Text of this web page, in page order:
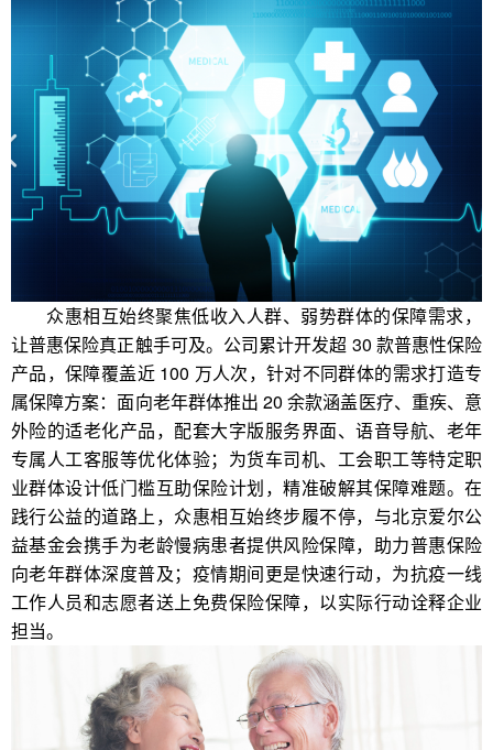
众惠相互始终聚焦低收入人群、弱势群体的保障需求，
让普惠保险真正触手可及。公司累计开发超 30 款普惠性保险
产品，保障覆盖近 100 万人次，针对不同群体的需求打造专
属保障方案：面向老年群体推出 20 余款涵盖医疗、重疾、意
外险的适老化产品，配套大字版服务界面、语音导航、老年
专属人工客服等优化体验；为货车司机、工会职工等特定职
业群体设计低门槛互助保险计划，精准破解其保障难题。在
践行公益的道路上，众惠相互始终步履不停，与北京爱尔公
益基金会携手为老龄慢病患者提供风险保障，助力普惠保险
向老年群体深度普及；疫情期间更是快速行动，为抗疫一线
工作人员和志愿者送上免费保险保障，以实际行动诠释企业
担当。